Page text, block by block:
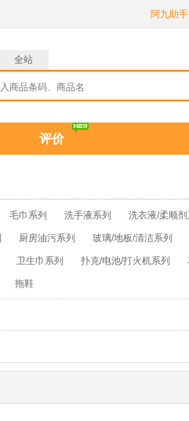
阿九助
全站
评价
毛巾系列 洗手液系列 洗衣液/柔顺剂
厨房油污系列 玻璃/地板/清洁系列
卫生巾系列 扑克/电池/打火机系列
拖鞋